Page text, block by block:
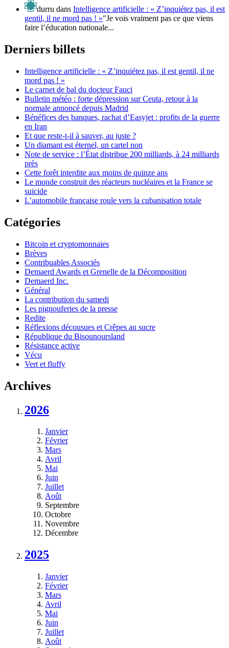
durru dans Intelligence artificielle : « Z’inquiétez pas, il est
gentil, il ne mord pas ! »"Je vois vraiment pas ce que viens
faire l’éducation nationale...
Derniers billets
Intelligence artificielle : « Z’inquiétez pas, il est gentil, il ne
mord pas ! »
Le carnet de bal du docteur Fauci
Bulletin météo : forte dépression sur Ceuta, retour à la
normale annoncé depuis Madrid
Bénéfices des banques, rachat d’Easyjet : profits de la guerre
en Iran
Et que reste-t-il à sauver, au juste ?
Un diamant est éternel, un cartel non
Note de service : l’État distribue 200 milliards, à 24 milliards
près
Cette forêt interdite aux moins de quinze ans
Le monde construit des réacteurs nucléaires et la France se
suicide
L’automobile française roule vers la cubanisation totale
Catégories
Bitcoin et cryptomonnaies
Brèves
Contribuables Associés
Demaerd Awards et Grenelle de la Décomposition
Demaerd Inc.
Général
La contribution du samedi
Les pignouferies de la presse
Redite
Réflexions décousues et Crêpes au sucre
République du Bisounoursland
Résistance active
Vécu
Vert et fluffy
Archives
2026
Janvier
Février
Mars
Avril
Mai
Juin
Juillet
Août
Septembre
Octobre
Novembre
Décembre
2025
Janvier
Février
Mars
Avril
Mai
Juin
Juillet
Août